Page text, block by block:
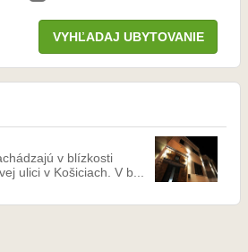
v blízkosti
ulici v Košiciach. V b...